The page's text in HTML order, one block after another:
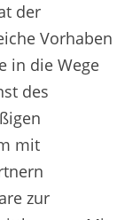
der
Vorhaben
in die Wege
des
mit
zur